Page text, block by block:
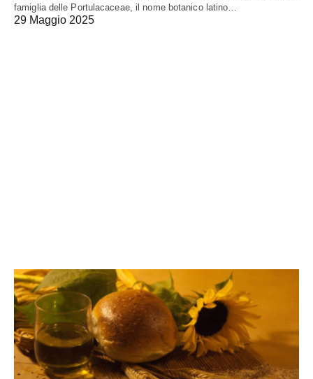
famiglia delle Portulacaceae, il nome botanico latino…
29 Maggio 2025